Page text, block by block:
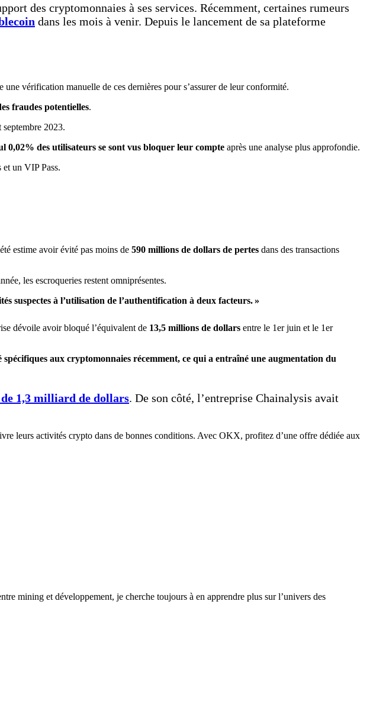
des cryptomonnaies à ses services. Récemment, certaines rumeurs
dans les mois à venir. Depuis le lancement de sa plateforme
vérification manuelle de ces dernières pour s’assurer de leur conformité.
fraudes potentielles.
2023.
0,02% des utilisateurs se sont vus bloquer leur compte après une analyse plus approfondie.
un VIP Pass.
estime avoir évité pas moins de 590 millions de dollars de pertes dans des transactions
les escroqueries restent omniprésentes.
suspectes à l’utilisation de l’authentification à deux facteurs. »
dévoile avoir bloqué l’équivalent de 13,5 millions de dollars entre le 1er juin et le 1er
aux cryptomonnaies récemment, ce qui a entraîné une augmentation du
1,3 milliard de dollars. De son côté, l’entreprise Chainalysis avait
leurs activités crypto dans de bonnes conditions. Avec OKX, profitez d’une offre dédiée aux
mining et développement, je cherche toujours à en apprendre plus sur l’univers des